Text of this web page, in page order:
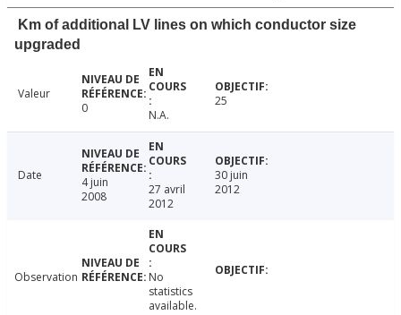
Km of additional LV lines on which conductor size
upgraded
Valeur
0
N.A.
25
Date
4 juin
2008
27 avril
2012
30 juin
2012
Observation
No
statistics
available.